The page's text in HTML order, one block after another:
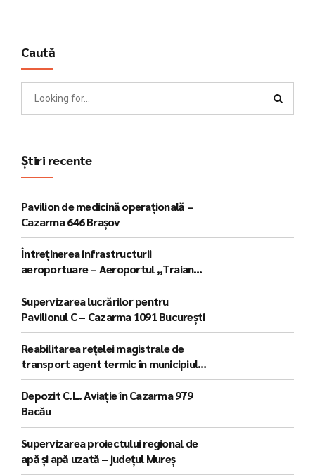
Caută
Știri recente
Pavilion de medicină operațională –
Cazarma 646 Brașov
Întreținerea infrastructurii
aeroportuare – Aeroportul „Traian
Vuia” - Timișoara
Supervizarea lucrărilor pentru
Pavilionul C – Cazarma 1091 București
Reabilitarea rețelei magistrale de
transport agent termic în municipiul
Arad
Depozit C.L. Aviație în Cazarma 979
Bacău
Supervizarea proiectului regional de
apă și apă uzată – județul Mureș